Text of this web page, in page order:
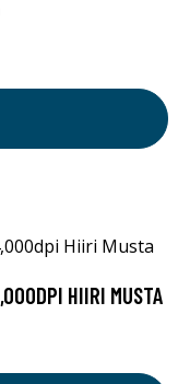
HIIRI MUSTA